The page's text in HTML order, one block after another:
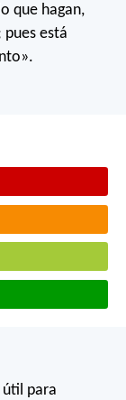
que hagan,
está
útil para